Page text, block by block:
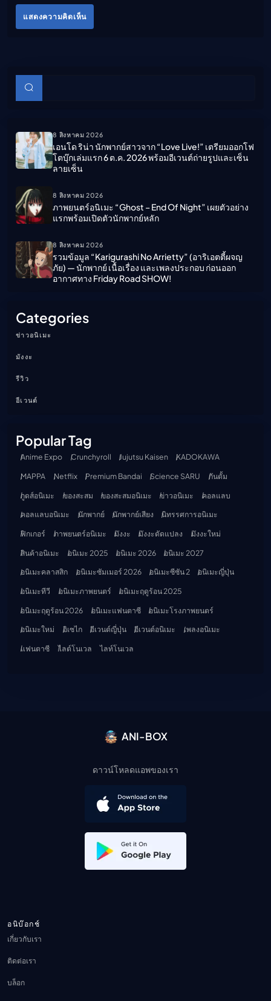
แสดงความคิดเห็น
บทความย่อย
8 สิงหาคม 2026
เอนโด ริน่า นักพากย์สาวจาก “Love Live!” เตรียมออกโฟ
โตบุ๊กเล่มแรก 6 ต.ค. 2026 พร้อมอีเวนต์ถ่ายรูปและเซ็น
ลายเซ็น
8 สิงหาคม 2026
ภาพยนตร์อนิเมะ “ghost – End Of Night” เผยตัวอย่าง
แรกพร้อมเปิดตัวนักพากย์หลัก
8 สิงหาคม 2026
รวมข้อมูล “Karigurashi No Arrietty” (อาริเอตตี้ผจญ
ภัย) — นักพากย์ เนื้อเรื่อง และเพลงประกอบ ก่อนออก
อากาศทาง Friday Road SHOW!
Categories
ข่าวอนิเมะ
มังงะ
รีวิว
อีเวนต์
Popular Tag
Anime Expo Crunchyroll Jujutsu Kaisen
KADOKAWA
MAPPA
Netflix Premium Bandai Science SARU
กันดั้ม
กูดส์อนิเมะ
ของสะสม ของสะสมอนิเมะ ข่าวอนิเมะ
คอลแลบ
คอลแลบอนิเมะ
นักพากย์ นักพากย์เสียง
นิทรรศการอนิเมะ
ฟิกเกอร์
ภาพยนตร์อนิเมะ มังงะ มังงะดัดแปลง
มังงะใหม่
สินค้าอนิเมะ
อนิเมะ 2025 อนิเมะ 2026
อนิเมะ 2027
อนิเมะคลาสสิก
อนิเมะซัมเมอร์ 2026 อนิเมะซีซัน 2
อนิเมะญี่ปุ่น
อนิเมะทีวี
อนิเมะภาพยนตร์
อนิเมะฤดูร้อน 2025
อนิเมะฤดูร้อน 2026
อนิเมะแฟนตาซี
อนิเมะโรงภาพยนตร์
อนิเมะใหม่
อิเซไก อีเวนต์ญี่ปุ่น อีเวนต์อนิเมะ
เพลงอนิเมะ
แฟนตาซี
ไลต์โนเวล ไลท์โนเวล
ANI-BOX
ดาวน์โหลดแอพของเรา
อนิบ๊อกช์
เกี่ยวกับเรา
ติดต่อเรา
บล็อก